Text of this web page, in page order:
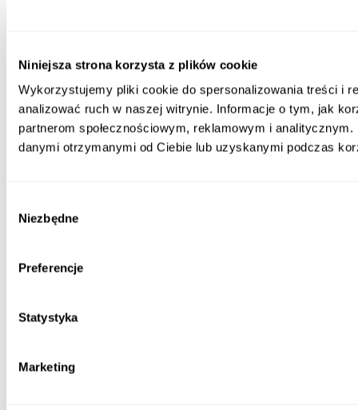
Niniejsza strona korzysta z plików cookie
Wykorzystujemy pliki cookie do spersonalizowania treści i
analizować ruch w naszej witrynie. Informacje o tym, jak
partnerom społecznościowym, reklamowym i
danymi otrzymanymi od Ciebie lub uzyskanymi podczas
zgody
Niezbędne
Preferencje
Statystyka
Marketing
Dokończ zakup i korzystaj od razu